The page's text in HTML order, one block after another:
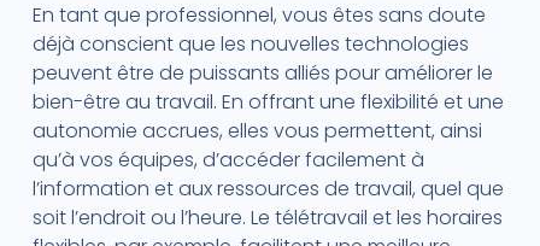
En tant que professionnel, vous êtes sans doute
déjà conscient que les nouvelles technologies
peuvent être de puissants alliés pour améliorer le
bien-être au travail. En offrant une flexibilité et une
autonomie accrues, elles vous permettent, ainsi
qu’à vos équipes, d’accéder facilement à
l’information et aux ressources de travail, quel que
soit l’endroit ou l’heure. Le télétravail et les horaires